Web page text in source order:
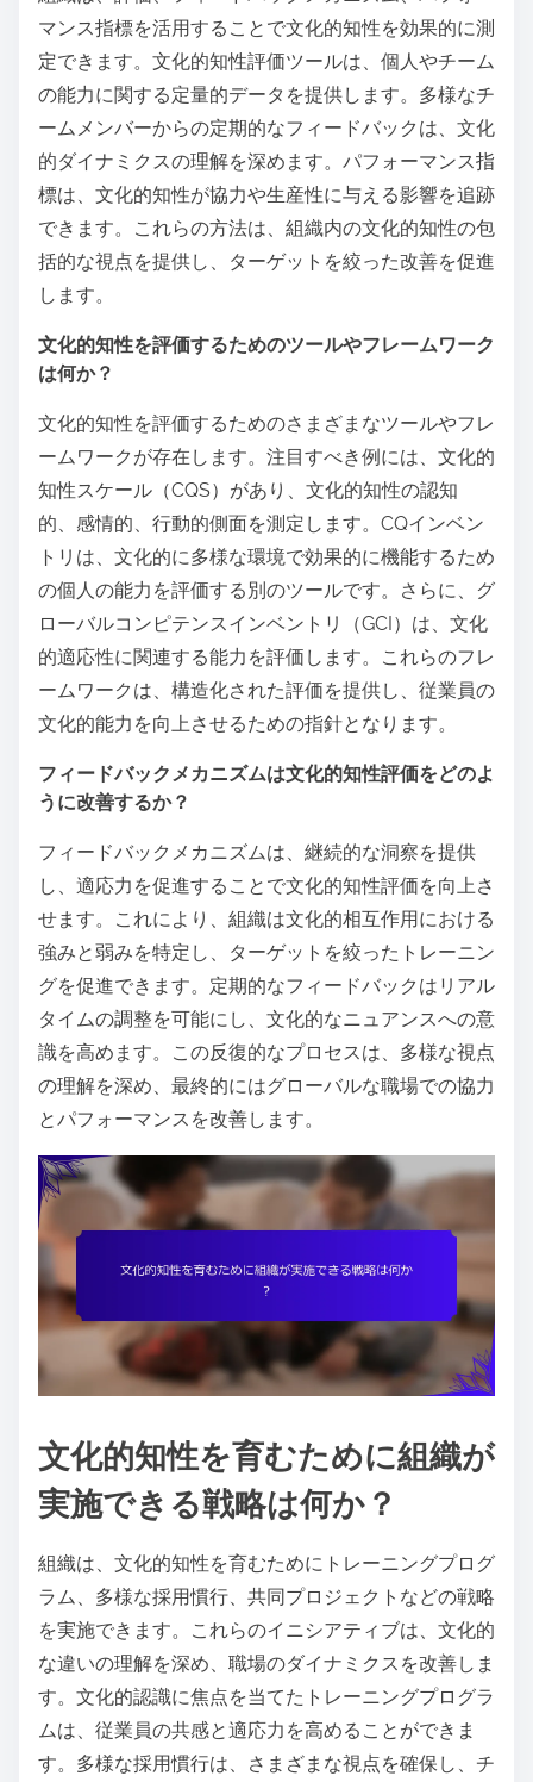
マンス指標を活用することで文化的知性を効果的に測
定できます。文化的知性評価ツールは、個人やチーム
の能力に関する定量的データを提供します。多様なチ
ームメンバーからの定期的なフィードバックは、文化
的ダイナミクスの理解を深めます。パフォーマンス指
標は、文化的知性が協力や生産性に与える影響を追跡
できます。これらの方法は、組織内の文化的知性の包
括的な視点を提供し、ターゲットを絞った改善を促進
します。
文化的知性を評価するためのツールやフレームワーク
は何か？
文化的知性を評価するためのさまざまなツールやフレ
ームワークが存在します。注目すべき例には、文化的
知性スケール（CQS）があり、文化的知性の認知
的、感情的、行動的側面を測定します。CQインベン
トリは、文化的に多様な環境で効果的に機能するため
の個人の能力を評価する別のツールです。さらに、グ
ローバルコンピテンスインベントリ（GCI）は、文化
的適応性に関連する能力を評価します。これらのフレ
ームワークは、構造化された評価を提供し、従業員の
文化的能力を向上させるための指針となります。
フィードバックメカニズムは文化的知性評価をどのよ
うに改善するか？
フィードバックメカニズムは、継続的な洞察を提供
し、適応力を促進することで文化的知性評価を向上さ
せます。これにより、組織は文化的相互作用における
強みと弱みを特定し、ターゲットを絞ったトレーニン
グを促進できます。定期的なフィードバックはリアル
タイムの調整を可能にし、文化的なニュアンスへの意
識を高めます。この反復的なプロセスは、多様な視点
の理解を深め、最終的にはグローバルな職場での協力
とパフォーマンスを改善します。
文化的知性を育むために組織が
実施できる戦略は何か？
組織は、文化的知性を育むためにトレーニングプログ
ラム、多様な採用慣行、共同プロジェクトなどの戦略
を実施できます。これらのイニシアティブは、文化的
な違いの理解を深め、職場のダイナミクスを改善しま
す。文化的認識に焦点を当てたトレーニングプログラ
ムは、従業員の共感と適応力を高めることができま
す。多様な採用慣行は、さまざまな視点を確保し、チ